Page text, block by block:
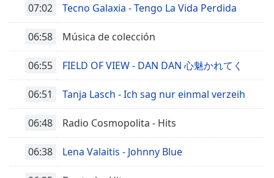
07:02 Tecno Galaxia - Tengo La Vida Perdida
06:58 Música de colección
06:55 FIELD OF VIEW - DAN DAN 心魅かれてく
06:51 Tanja Lasch - Ich sag nur einmal verzeih
06:48 Radio Cosmopolita - Hits
06:38 Lena Valaitis - Johnny Blue